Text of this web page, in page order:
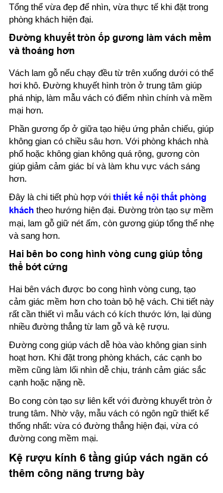
Tổng thể vừa đẹp để nhìn, vừa thực tế khi đặt trong
phòng khách hiện đại.
Đường khuyết tròn ốp gương làm vách mềm
và thoáng hơn
Vách lam gỗ nếu chạy đều từ trên xuống dưới có thể
hơi khô. Đường khuyết hình tròn ở trung tâm giúp
phá nhịp, làm mẫu vách có điểm nhìn chính và mềm
mại hơn.
Phần gương ốp ở giữa tạo hiệu ứng phản chiếu, giúp
không gian có chiều sâu hơn. Với phòng khách nhà
phố hoặc không gian không quá rộng, gương còn
giúp giảm cảm giác bí và làm khu vực vách sáng
hơn.
Đây là chi tiết phù hợp với thiết kế nội thất phòng
khách theo hướng hiện đại. Đường tròn tạo sự mềm
mại, lam gỗ giữ nét ấm, còn gương giúp tổng thể nhẹ
và sang hơn.
Hai bên bo cong hình vòng cung giúp tổng
thể bớt cứng
Hai bên vách được bo cong hình vòng cung, tạo
cảm giác mềm hơn cho toàn bộ hệ vách. Chi tiết này
rất cần thiết vì mẫu vách có kích thước lớn, lại dùng
nhiều đường thẳng từ lam gỗ và kệ rượu.
Đường cong giúp vách dễ hòa vào không gian sinh
hoạt hơn. Khi đặt trong phòng khách, các cạnh bo
mềm cũng làm lối nhìn dễ chịu, tránh cảm giác sắc
cạnh hoặc nặng nề.
Bo cong còn tạo sự liên kết với đường khuyết tròn ở
trung tâm. Nhờ vậy, mẫu vách có ngôn ngữ thiết kế
thống nhất: vừa có đường thẳng hiện đại, vừa có
đường cong mềm mại.
Kệ rượu kính 6 tầng giúp vách ngăn có
thêm công năng trưng bày